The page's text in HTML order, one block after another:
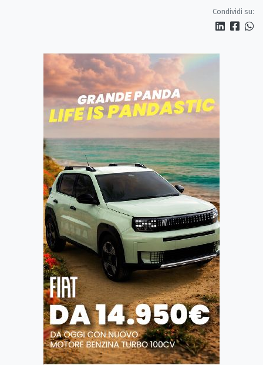
Condividi su: